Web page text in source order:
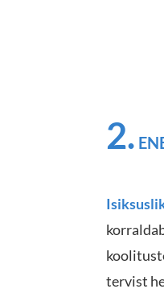
2.
I
tervist